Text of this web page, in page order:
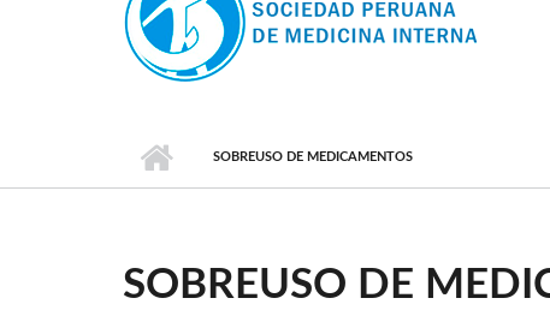
SOBREUSO DE MEDICAMENTOS
SOBREUSO DE